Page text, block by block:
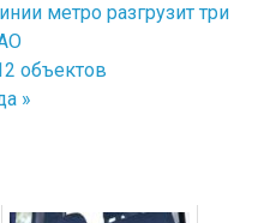
метро разгрузит три
объектов
»